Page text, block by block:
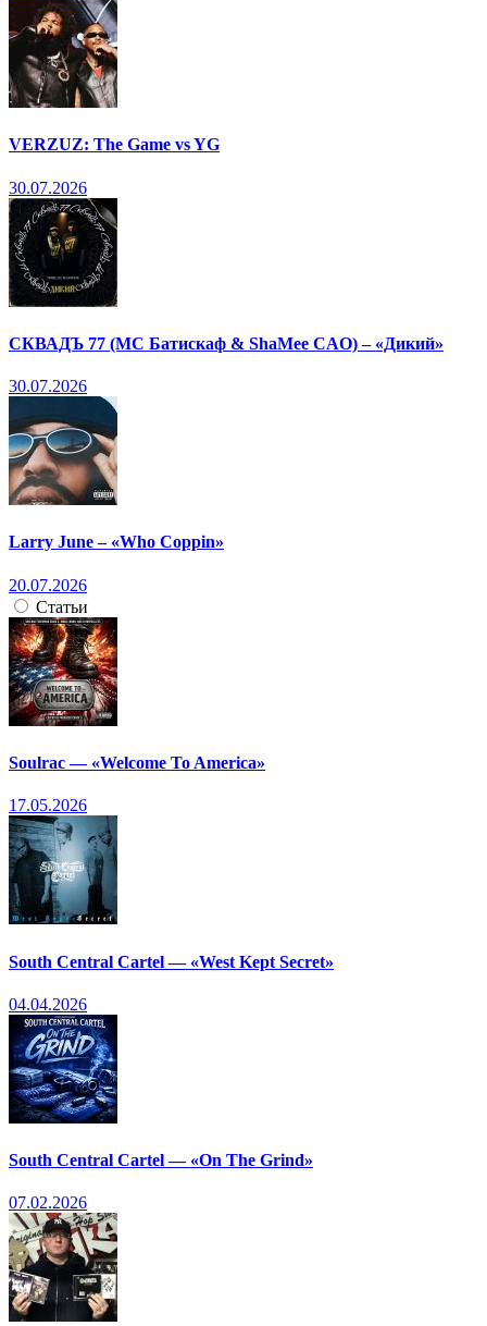
VERZUZ: The Game vs YG
30.07.2026
СКВАДЪ 77 (МС Батискаф & ShaMee CAO) – «Дикий»
30.07.2026
Larry June – «Who Coppin»
20.07.2026
Статьи
Soulrac — «Welcome To America»
17.05.2026
South Central Cartel — «West Kept Secret»
04.04.2026
South Central Cartel — «On The Grind»
07.02.2026